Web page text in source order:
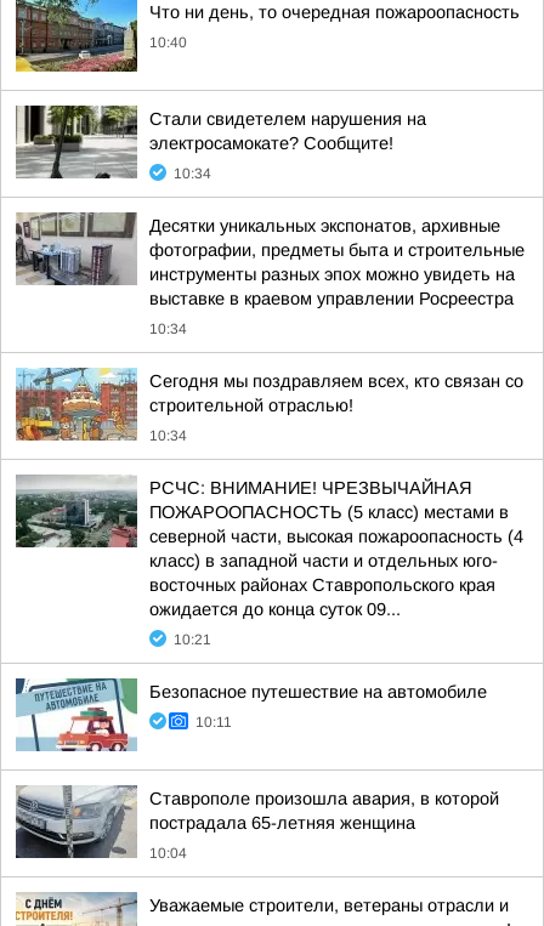
Что ни день, то очередная пожароопасность
10:40
Стали свидетелем нарушения на
электросамокате? Сообщите!
10:34
Десятки уникальных экспонатов, архивные
фотографии, предметы быта и строительные
инструменты разных эпох можно увидеть на
выставке в краевом управлении Росреестра
10:34
Сегодня мы поздравляем всех, кто связан со
строительной отраслью!
10:34
РСЧС: ВНИМАНИЕ! ЧРЕЗВЫЧАЙНАЯ
ПОЖАРООПАСНОСТЬ (5 класс) местами в
северной части, высокая пожароопасность (4
класс) в западной части и отдельных юго-
восточных районах Ставропольского края
ожидается до конца суток 09...
10:21
Безопасное путешествие на автомобиле
10:11
Ставрополе произошла авария, в которой
пострадала 65-летняя женщина
10:04
Уважаемые строители, ветераны отрасли и